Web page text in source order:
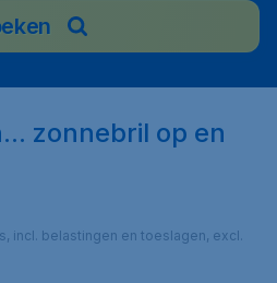
zonnebril op en
incl. belastingen en toeslagen, excl.